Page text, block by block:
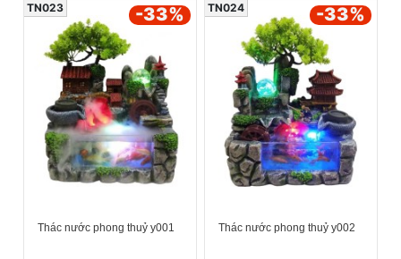
Thác nước phong thuỷ y001
TN023 -33%
Thác nước phong thuỷ y002
TN024 -33%